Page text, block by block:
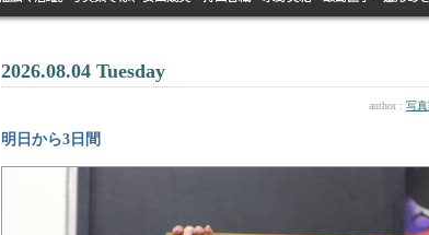
2026.08.04 Tuesday
author : 写
明日から3日間